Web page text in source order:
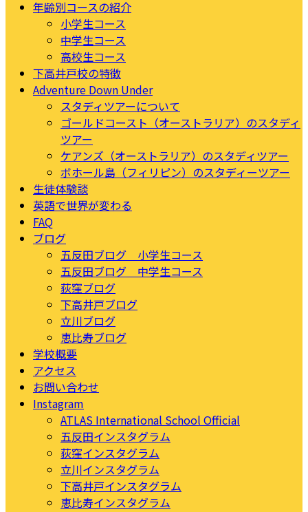
年齢別コースの紹介
小学生コース
中学生コース
高校生コース
下高井戸校の特徴
Adventure Down Under
スタディツアーについて
ゴールドコースト（オーストラリア）のスタディ
ツアー
ケアンズ（オーストラリア）のスタディツアー
ボホール島（フィリピン）のスタディーツアー
生徒体験談
英語で世界が変わる
FAQ
ブログ
五反田ブログ 小学生コース
五反田ブログ 中学生コース
荻窪ブログ
下高井戸ブログ
立川ブログ
恵比寿ブログ
学校概要
アクセス
お問い合わせ
Instagram
ATLAS International School Official
五反田インスタグラム
荻窪インスタグラム
立川インスタグラム
下高井戸インスタグラム
恵比寿インスタグラム